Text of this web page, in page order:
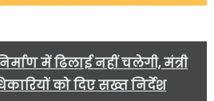
में ढिलाई नहीं चलेगी, मंत्री
को दिए सख्त निर्देश